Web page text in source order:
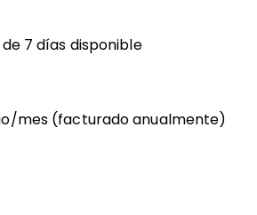
7 días disponible
mes (facturado anualmente)